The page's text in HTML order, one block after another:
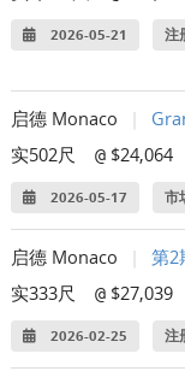
2026-05-21 注
启德 Monaco
实502尺
@ $24,064
2026-05-17 市
启德 Monaco
第2
实333尺
@ $27,039
2026-02-25 注